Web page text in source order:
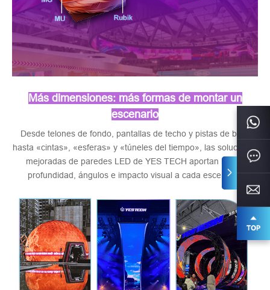
Más dimensiones: más formas de montar un
escenario
Desde telones de fondo, pantallas de techo y pistas de baile
hasta «cintas», «esferas» y «túneles del tiempo», las soluciones
mejoradas de paredes LED de YES TECH aportan nueva
profundidad, ángulos e impacto visual a cada escenario.